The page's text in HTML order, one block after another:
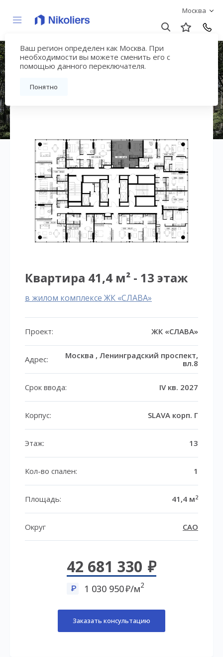
Москва
Ваш регион определен как Москва. При
необходимости вы можете сменить его с
помощью данного переключателя.
Понятно
ЖК «СЛАВА»
Вернуться на страницу жилого комплекса
Квартира 41,4 м² - 13 этаж
в жилом комплексе ЖК «СЛАВА»
Проект: ЖК «СЛАВА»
Адрес:
Москва , Ленинградский проспект,
вл.8
Срок ввода: IV кв. 2027
Корпус: SLAVA корп. Г
Этаж: 13
Кол-во спален: 1
Площадь: 41,4 м2
Округ САО
42 681 330
1 030 950 /м2
Заказать консультацию